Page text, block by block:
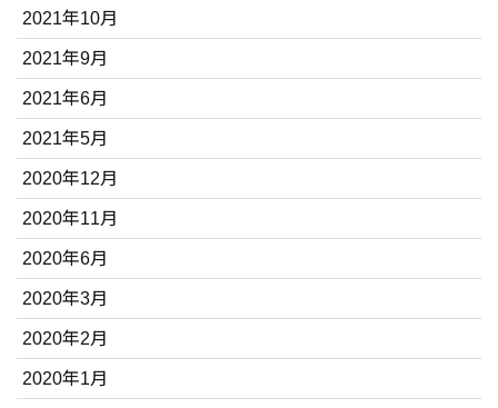
2021年10月
2021年9月
2021年6月
2021年5月
2020年12月
2020年11月
2020年6月
2020年3月
2020年2月
2020年1月